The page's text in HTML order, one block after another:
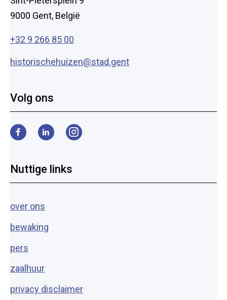
9000 Gent, België
+32 9 266 85 00
historischehuizen@stad.gent
Volg ons
FacebookLinkedInInstagram
Nuttige links
over ons
bewaking
pers
zaalhuur
privacy disclaimer